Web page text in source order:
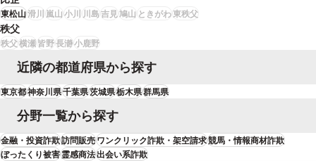
東松山滑川 嵐山小川 川島吉見鳩山 ときがわ東秩父
秩父
秩父横瀬皆野長瀞小鹿野
近隣の都道府県から探す
東京都神奈川県千葉県茨城県栃木県群馬県
分野一覧から探す
金融・投資詐欺訪問販売ワンクリック詐欺・架空請求競馬・情報商材詐欺
ぼったくり被害霊感商法出会い系詐欺